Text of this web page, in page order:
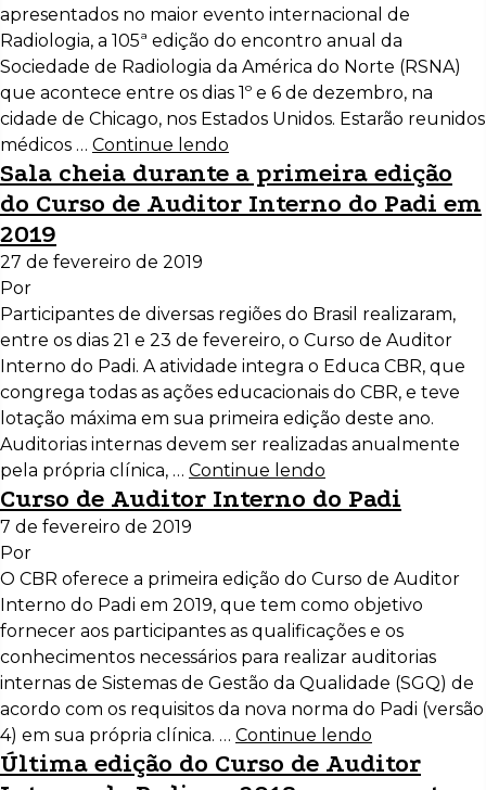
apresentados no maior evento internacional de
Radiologia, a 105ª edição do encontro anual da
Sociedade de Radiologia da América do Norte (RSNA)
que acontece entre os dias 1º e 6 de dezembro, na
cidade de Chicago, nos Estados Unidos. Estarão reunidos
médicos … Continue lendo
Sala cheia durante a primeira edição
do Curso de Auditor Interno do Padi em
2019
27 de fevereiro de 2019
Por
Participantes de diversas regiões do Brasil realizaram,
entre os dias 21 e 23 de fevereiro, o Curso de Auditor
Interno do Padi. A atividade integra o Educa CBR, que
congrega todas as ações educacionais do CBR, e teve
lotação máxima em sua primeira edição deste ano.
Auditorias internas devem ser realizadas anualmente
pela própria clínica, … Continue lendo
Curso de Auditor Interno do Padi
7 de fevereiro de 2019
Por
O CBR oferece a primeira edição do Curso de Auditor
Interno do Padi em 2019, que tem como objetivo
fornecer aos participantes as qualificações e os
conhecimentos necessários para realizar auditorias
internas de Sistemas de Gestão da Qualidade (SGQ) de
acordo com os requisitos da nova norma do Padi (versão
4) em sua própria clínica. … Continue lendo
Última edição do Curso de Auditor